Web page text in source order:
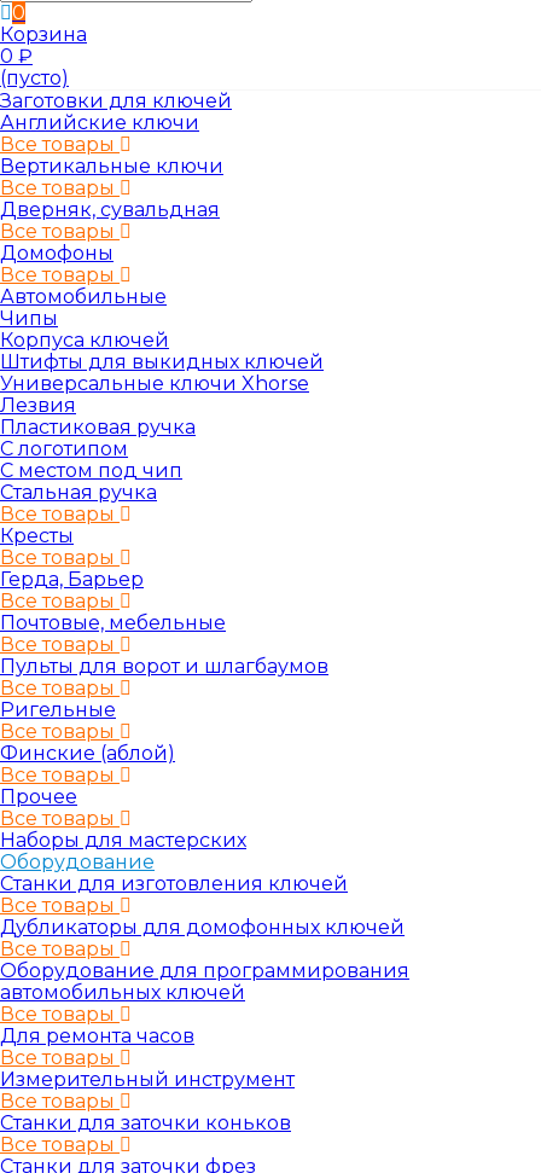
0
Корзина
0 ₽
(пусто)
Заготовки для ключей
Английские ключи
Все товары
Вертикальные ключи
Все товары
Дверняк, сувальдная
Все товары
Домофоны
Все товары
Автомобильные
Чипы
Корпуса ключей
Штифты для выкидных ключей
Универсальные ключи Xhorse
Лезвия
Пластиковая ручка
С логотипом
С местом под чип
Стальная ручка
Все товары
Кресты
Все товары
Герда, Барьер
Все товары
Почтовые, мебельные
Все товары
Пульты для ворот и шлагбаумов
Все товары
Ригельные
Все товары
Финские (аблой)
Все товары
Прочее
Все товары
Наборы для мастерских
Оборудование
Станки для изготовления ключей
Все товары
Дубликаторы для домофонных ключей
Все товары
Оборудование для программирования
автомобильных ключей
Все товары
Для ремонта часов
Все товары
Измерительный инструмент
Все товары
Станки для заточки коньков
Все товары
Станки для заточки фрез